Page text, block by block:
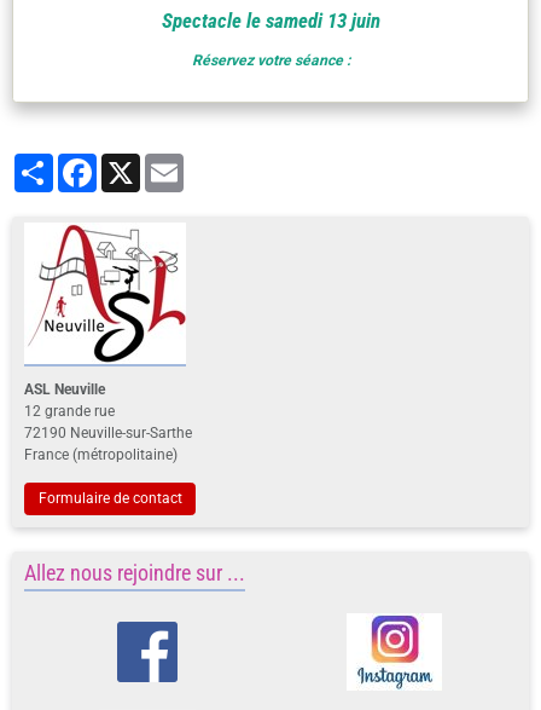
Spectacle le samedi 13 juin
Réservez votre séance :
PartagerFacebook
X
ASL Neuville
12 grande rue
72190 Neuville-sur-Sarthe
France (métropolitaine)
Formulaire de contact
Allez nous rejoindre sur ...